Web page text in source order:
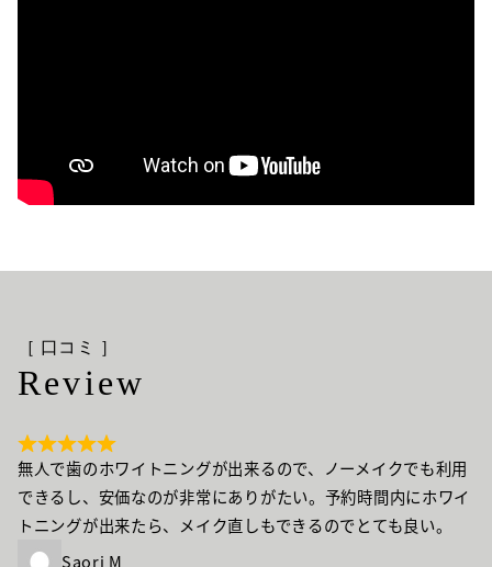
［ 口コミ ］
Review
無人で歯のホワイトニングが出来るので、ノーメイクでも利用
できるし、安価なのが非常にありがたい。予約時間内にホワイ
トニングが出来たら、メイク直しもできるのでとても良い。
Saori M